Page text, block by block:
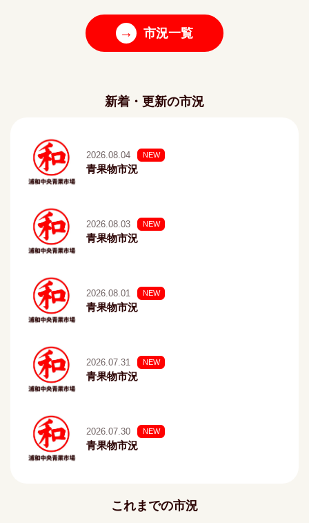
→ 市況一覧
新着・更新の市況
2026.08.04 NEW
青果物市況
2026.08.03 NEW
青果物市況
2026.08.01 NEW
青果物市況
2026.07.31 NEW
青果物市況
2026.07.30 NEW
青果物市況
これまでの市況